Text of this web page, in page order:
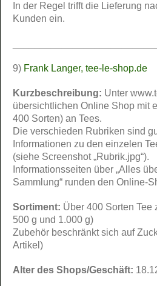
In der Regel trifft die Lieferung
Kunden ein.
9) Frank Langer, tee-le-shop.de
Kurzbeschreibung: Unter
übersichtlichen Online Shop mit
400 Sorten) an Tees.
Die verschieden Rubriken sind
Informationen zu den einzelen
(siehe Screenshot „Rubrik.jpg“).
Informationsseiten über „Alles
Sammlung“ runden den Online-
Sortiment: Über 400 Sorten Tee
500 g und 1.000 g)
Zubehör beschränkt sich auf
Artikel)
Alter des Shops/Geschäft: